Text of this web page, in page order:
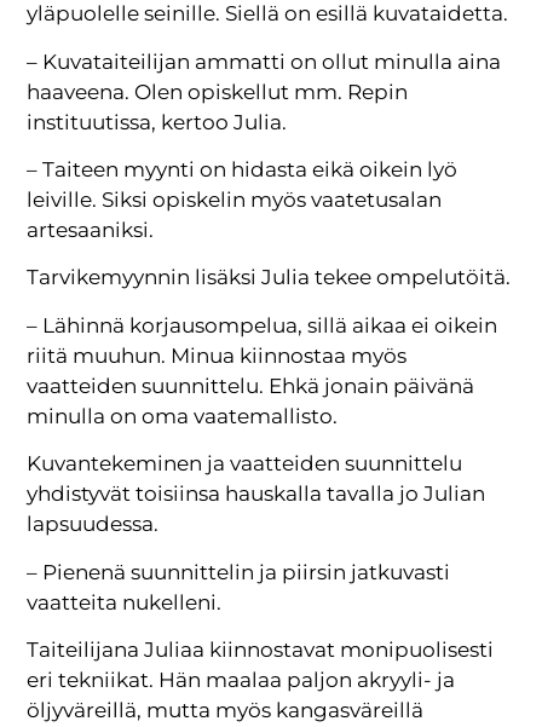
yläpuolelle seinille. Siellä on esillä kuvataidetta.
– Kuvataiteilijan ammatti on ollut minulla aina
haaveena. Olen opiskellut mm. Repin
instituutissa, kertoo Julia.
– Taiteen myynti on hidasta eikä oikein lyö
leiville. Siksi opiskelin myös vaatetusalan
artesaaniksi.
Tarvikemyynnin lisäksi Julia tekee ompelutöitä.
– Lähinnä korjausompelua, sillä aikaa ei oikein
riitä muuhun. Minua kiinnostaa myös
vaatteiden suunnittelu. Ehkä jonain päivänä
minulla on oma vaatemallisto.
Kuvantekeminen ja vaatteiden suunnittelu
yhdistyvät toisiinsa hauskalla tavalla jo Julian
lapsuudessa.
– Pienenä suunnittelin ja piirsin jatkuvasti
vaatteita nukelleni.
Taiteilijana Juliaa kiinnostavat monipuolisesti
eri tekniikat. Hän maalaa paljon akryyli- ja
öljyväreillä, mutta myös kangasväreillä